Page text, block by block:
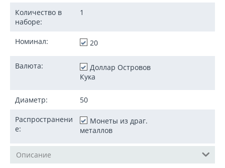
Количество в
наборе:
1
Номинал: 20
Валюта:
Доллар Островов
Кука
Диаметр: 50
Распространени
е:
Монеты из драг.
металлов
Описание